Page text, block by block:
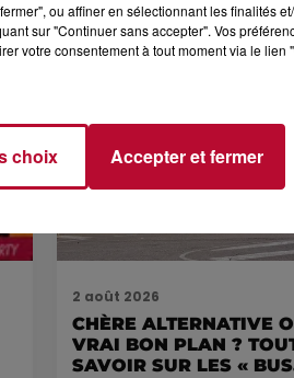
2 août 2026
CHÈRE ALTERNATIVE
VRAI BON PLAN ?
SAVOIR SUR LES «
ou affiner en sélectionnant les finalités
sur "Continuer sans accepter". Vos
votre consentement à tout moment via le lien
choix Accepter et fermer